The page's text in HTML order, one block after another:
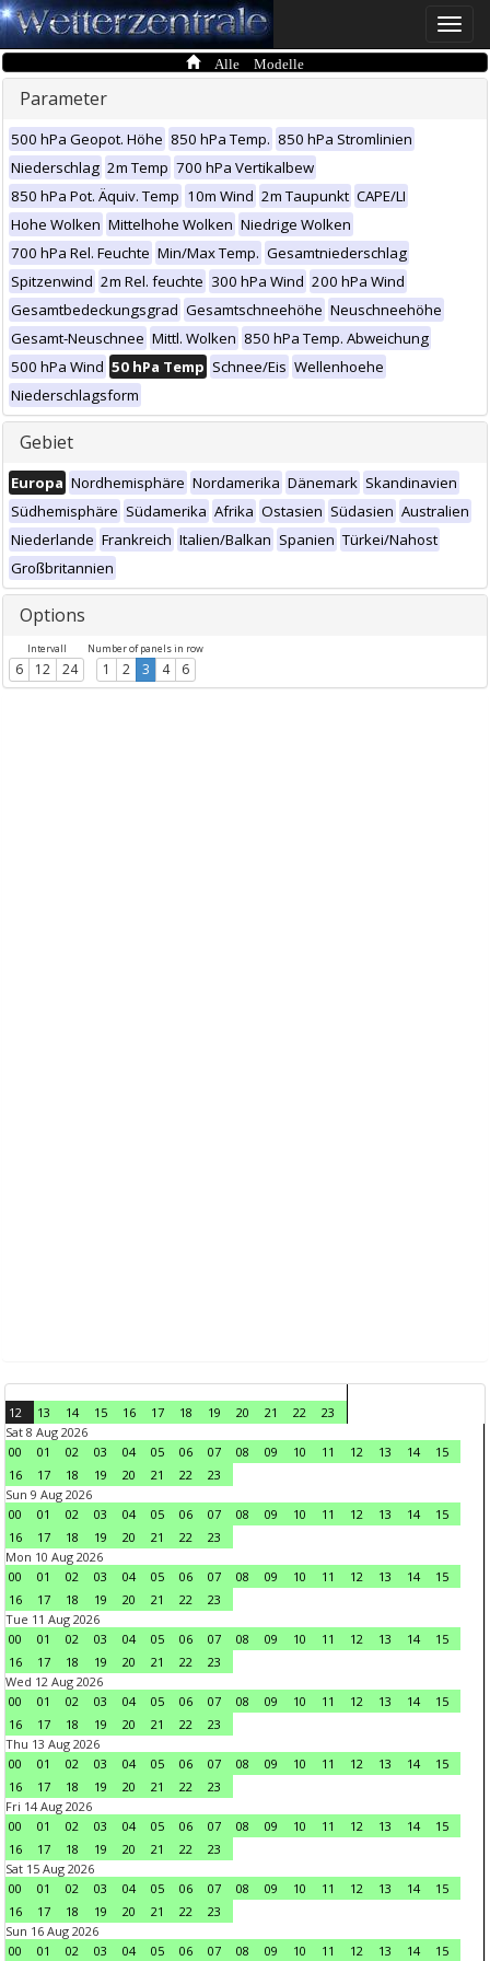
Toggle
Alle Modelle
Parameter
500 hPa Geopot. Höhe 850 hPa Temp. 850 hPa Stromlinien
Niederschlag 2m Temp 700 hPa Vertikalbew
850 hPa Pot. Äquiv. Temp 10m Wind 2m Taupunkt CAPE/LI
Hohe Wolken Mittelhohe Wolken Niedrige Wolken
700 hPa Rel. Feuchte Min/Max Temp. Gesamtniederschlag
Spitzenwind 2m Rel. feuchte 300 hPa Wind 200 hPa Wind
Gesamtbedeckungsgrad Gesamtschneehöhe Neuschneehöhe
Gesamt-Neuschnee Mittl. Wolken 850 hPa Temp. Abweichung
500 hPa Wind 50 hPa Temp Schnee/Eis Wellenhoehe
Niederschlagsform
Gebiet
Europa Nordhemisphäre Nordamerika Dänemark Skandinavien
Südhemisphäre Südamerika Afrika Ostasien Südasien Australien
Niederlande Frankreich Italien/Balkan Spanien Türkei/Nahost
Großbritannien
Options
Intervall
6 12 24
Number of panels in row
1 2 3 4 6
12 13 14 15 16 17 18 19 20 21 22
23
Sat 8 Aug 2026
00
01 02 03 04 05 06 07 08 09 10 11 12 13 14
15
16
17 18 19 20 21 22
23
Sun 9 Aug 2026
00
01 02 03 04 05 06 07 08 09 10 11 12 13 14
15
16
17 18 19 20 21 22
23
Mon 10 Aug 2026
00
01 02 03 04 05 06 07 08 09 10 11 12 13 14
15
16
17 18 19 20 21 22
23
Tue 11 Aug 2026
00
01 02 03 04 05 06 07 08 09 10 11 12 13 14
15
16
17 18 19 20 21 22
23
Wed 12 Aug 2026
00
01 02 03 04 05 06 07 08 09 10 11 12 13 14
15
16
17 18 19 20 21 22
23
Thu 13 Aug 2026
00
01 02 03 04 05 06 07 08 09 10 11 12 13 14
15
16
17 18 19 20 21 22
23
Fri 14 Aug 2026
00
01 02 03 04 05 06 07 08 09 10 11 12 13 14
15
16
17 18 19 20 21 22
23
Sat 15 Aug 2026
00
01 02 03 04 05 06 07 08 09 10 11 12 13 14
15
16
17 18 19 20 21 22
23
Sun 16 Aug 2026
00
01 02 03 04 05 06 07 08 09 10 11 12 13 14 15